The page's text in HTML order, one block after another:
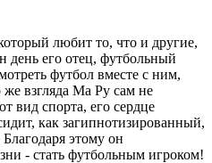
любит то, что и другие,
день его отец, футбольный
футбол вместе с ним,
же взгляда Ма Ру сам не
вид спорта, его сердце
как загипнотизированный,
этому он
- стать футбольным игроком!